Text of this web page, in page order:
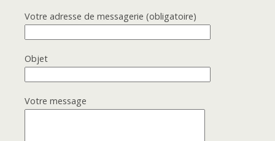
Votre adresse de messagerie (obligatoire)
Objet
Votre message